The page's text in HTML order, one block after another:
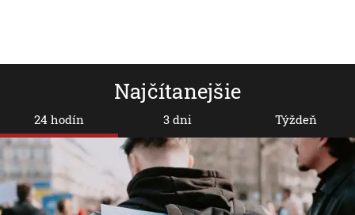
Najčítanejšie
24 hodín 3 dni Týždeň